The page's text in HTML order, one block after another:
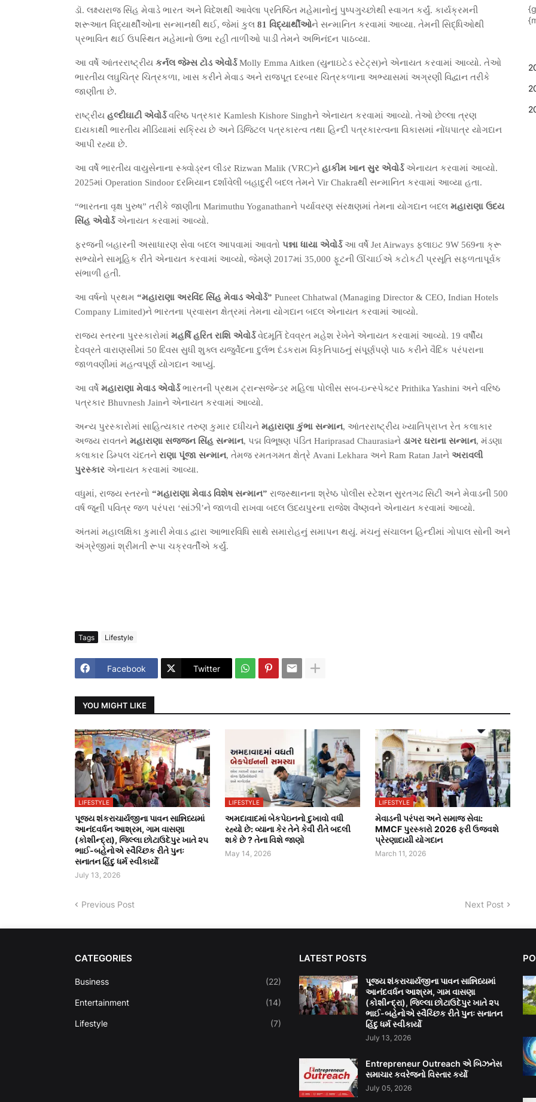
ડૉ. લક્ષ્યરાજ સિંહ મેવાડે ભારત અને વિદેશથી આવેલા પ્રતિષ્ઠિત મહેમાનોનું પુષ્પગુચ્છોથી સ્વાગત કર્યું. કાર્યક્રમની
શરૂઆત વિદ્યાર્થીઓના સન્માનથી થઈ, જેમાં કુલ 81 વિદ્યાર્થીઓને સન્માનિત કરવામાં આવ્યા. તેમની સિદ્ધિઓથી
પ્રભાવિત થઈ ઉપસ્થિત મહેમાનો ઉભા રહી તાળીઓ પાડી તેમને અભિનંદન પાઠવ્યા.
આ વર્ષે આંતરરાષ્ટ્રીય કર્નલ જેમ્સ ટોડ એવોર્ડMolly Emma Aitken (યુનાઇટેડ સ્ટેટ્સ)ને એનાયત કરવામાં આવ્યો. તેઓ
ભારતીય લઘુચિત્ર ચિત્રકળા, ખાસ કરીને મેવાડ અને રાજપૂત દરબાર ચિત્રકળાના અભ્યાસમાં અગ્રણી વિદ્વાન તરીકે
જાણીતા છે.
રાષ્ટ્રીય હલ્દીઘાટી એવોર્ડવરિષ્ઠ પત્રકાર Kamlesh Kishore Singhને એનાયત કરવામાં આવ્યો. તેઓ છેલ્લા ત્રણ
દાયકાથી ભારતીય મીડિયામાં સક્રિય છે અને ડિજિટલ પત્રકારત્વ તથા હિન્દી પત્રકારત્વના વિકાસમાં નોંધપાત્ર યોગદાન
આપી રહ્યા છે.
આ વર્ષે ભારતીય વાયુસેનાના સ્ક્વોડ્રન લીડર Rizwan Malik (VRC)ને હાકીમ ખાન સુર એવોર્ડએનાયત કરવામાં આવ્યો.
2025માં Operation Sindoor દરમિયાન દર્શાવેલી બહાદુરી બદલ તેમને Vir Chakraથી સન્માનિત કરવામાં આવ્યા હતા.
“ભારતના વૃક્ષ પુરુષ” તરીકે જાણીતા Marimuthu Yoganathanને પર્યાવરણ સંરક્ષણમાં તેમના યોગદાન બદલ મહારાણા ઉદય
સિંહ એવોર્ડએનાયત કરવામાં આવ્યો.
ફરજની બહારની અસાધારણ સેવા બદલ આપવામાં આવતો પન્ના ધાયા એવોર્ડઆ વર્ષે Jet Airways ફ્લાઇટ 9W 569ના ક્રૂ
સભ્યોને સામૂહિક રીતે એનાયત કરવામાં આવ્યો, જેમણે 2017માં 35,000 ફૂટની ઊંચાઈએ કટોકટી પ્રસૂતિ સફળતાપૂર્વક
સંભાળી હતી.
આ વર્ષનો પ્રથમ “મહારાણા અરવિંદ સિંહ મેવાડ એવોર્ડ” Puneet Chhatwal (Managing Director & CEO, Indian Hotels
Company Limited)ને ભારતના પ્રવાસન ક્ષેત્રમાં તેમના યોગદાન બદલ એનાયત કરવામાં આવ્યો.
રાજ્ય સ્તરના પુરસ્કારોમાં મહર્ષિ હરિત રાશિ એવોર્ડવેદમૂર્તિ દેવવ્રત મહેશ રેખેને એનાયત કરવામાં આવ્યો. 19 વર્ષીય
દેવવ્રતે વારાણસીમાં 50 દિવસ સુધી શુક્લ યજુર્વેદના દુર્લભ દંડકરામ વિકૃતિપાઠનું સંપૂર્ણપણે પાઠ કરીને વૈદિક પરંપરાના
જાળવણીમાં મહત્વપૂર્ણ યોગદાન આપ્યું.
આ વર્ષે મહારાણા મેવાડ એવોર્ડભારતની પ્રથમ ટ્રાન્સજેન્ડર મહિલા પોલીસ સબ-ઇન્સ્પેક્ટર Prithika Yashini અને વરિષ્ઠ
પત્રકાર Bhuvnesh Jainને એનાયત કરવામાં આવ્યો.
અન્ય પુરસ્કારોમાં સાહિત્યકાર તરુણ કુમાર દધીચને મહારાણા કુંભા સન્માન, આંતરરાષ્ટ્રીય ખ્યાતિપ્રાપ્ત રેત કલાકાર
અજય રાવતને મહારાણા સજ્જન સિંહ સન્માન, પદ્મ વિભૂષણ પંડિત Hariprasad Chaurasiaને ડાગર ઘરાના સન્માન, મંડણા
કલાકાર ડિમ્પલ ચંદતને રાણા પૂંજા સન્માન, તેમજ રમતગમત ક્ષેત્રે Avani Lekhara અને Ram Ratan Jatને અરાવલી
પુરસ્કાર એનાયત કરવામાં આવ્યા.
વધુમાં, રાજ્ય સ્તરનો “મહારાણા મેવાડ વિશેષ સન્માન” રાજસ્થાનના શ્રેષ્ઠ પોલીસ સ્ટેશન સુરતગઢ સિટી અને મેવાડની 500
વર્ષ જૂની પવિત્ર જળ પરંપરા ‘સાંઝી’ને જાળવી રાખવા બદલ ઉદયપુરના રાજેશ વૈષ્ણવને એનાયત કરવામાં આવ્યો.
અંતમાં મહાલક્ષિકા કુમારી મેવાડ દ્વારા આભારવિધિ સાથે સમારોહનું સમાપન થયું. મંચનું સંચાલન હિન્દીમાં ગોપાલ સોની અને
અંગ્રેજીમાં શ્રીમતી રૂપા ચક્રવર્તીએ કર્યું.
Tags Lifestyle
Facebook Twitter
YOU MIGHT LIKE
LIFESTYLE
પૂજ્ય શંકરાચાર્યજીના પાવન સાન્નિધ્યમાં
આનંદવર્ધન આશ્રમ, ગામ વાસણા
(કોશીન્દ્રા), જિલ્લા છોટાઉદેપુર ખાતે ૨૫
ભાઈ-બહેનોએ સ્વૈચ્છિક રીતે પુનઃ
સનાતન હિંદુ ધર્મ સ્વીકાર્યો
July 13, 2026
LIFESTYLE
અમદાવાદમાં બેકપેઇનનો દુખાવો વધી
રહ્યો છે: વ્યાના કેર તેને કેવી રીતે બદલી
શકે છે ? તેના વિશે જાણો
May 14, 2026
LIFESTYLE
મેવાડની પરંપરા અને સમાજ સેવા:
MMCF પુરસ્કારો 2026 ફરી ઉજવશે
પ્રેરણાદાયી યોગદાન
March 11, 2026
Previous Post Next Post
CATEGORIES
Business (22)
Entertainment (14)
Lifestyle (7)
LATEST POSTS
પૂજ્ય શંકરાચાર્યજીના પાવન સાન્નિધ્યમાં
આનંદવર્ધન આશ્રમ, ગામ વાસણા
(કોશીન્દ્રા), જિલ્લા છોટાઉદેપુર ખાતે ૨૫
ભાઈ-બહેનોએ સ્વૈચ્છિક રીતે પુનઃ સનાતન
હિંદુ ધર્મ સ્વીકાર્યો
July 13, 2026
Entrepreneur Outreach એ બિઝનેસ
સમાચાર કવરેજનો વિસ્તાર કર્યો
July 05, 2026